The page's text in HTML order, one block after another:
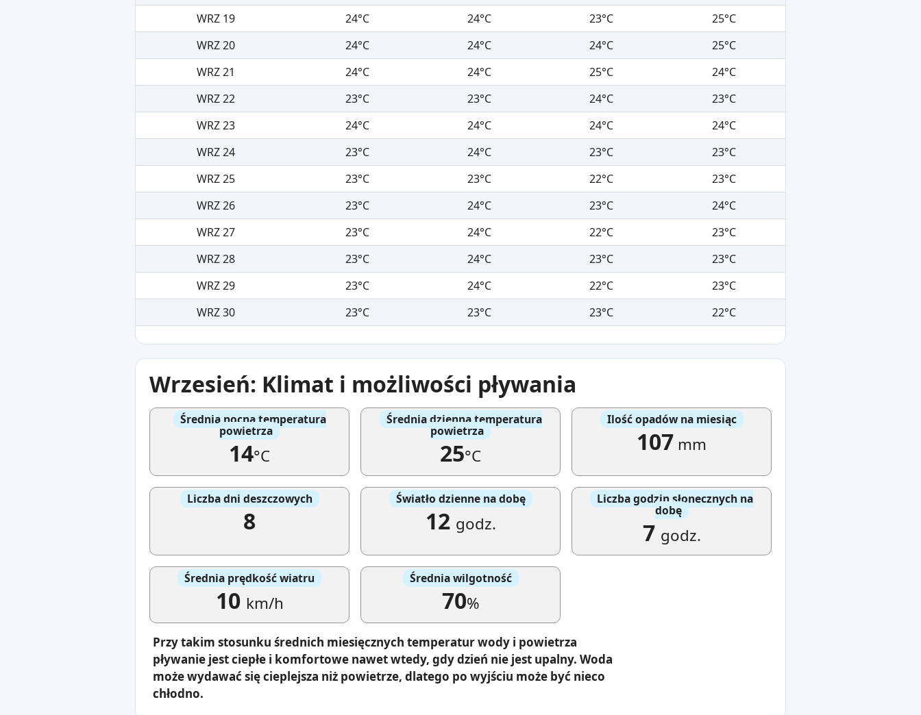
WRZ 19
24°C 24°C 23°C
25°C
WRZ 20
24°C 24°C 24°C
25°C
WRZ 21
24°C 24°C 25°C
24°C
WRZ 22
23°C 23°C 24°C
23°C
WRZ 23
24°C 24°C 24°C
24°C
WRZ 24
23°C 24°C 23°C
23°C
WRZ 25
23°C 23°C 22°C
23°C
WRZ 26
23°C 24°C 23°C
24°C
WRZ 27
23°C 24°C 22°C
23°C
WRZ 28
23°C 24°C 23°C
23°C
WRZ 29
23°C 24°C 22°C
23°C
WRZ 30
23°C 23°C 23°C 22°C
Wrzesień: Klimat i możliwości pływania
Średnia nocna temperatura
powietrza
14°C
Średnia dzienna temperatura
powietrza
25°C
Ilość opadów na miesiąc
107 mm
Liczba dni deszczowych
8
Światło dzienne na dobę
12 godz.
Liczba godzin słonecznych na
dobę
7 godz.
Średnia prędkość wiatru
10 km/h
Średnia wilgotność
70%
Przy takim stosunku średnich miesięcznych temperatur wody i powietrza
pływanie jest ciepłe i komfortowe nawet wtedy, gdy dzień nie jest upalny. Woda
może wydawać się cieplejsza niż powietrze, dlatego po wyjściu może być nieco
chłodno.